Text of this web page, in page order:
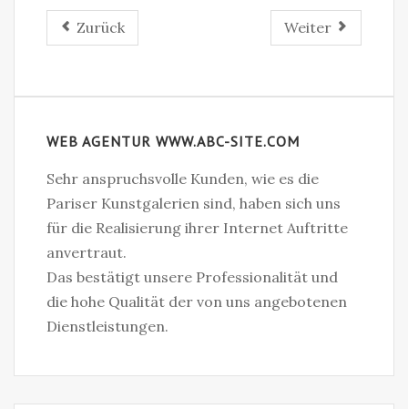
Zurück Weiter
WEB AGENTUR WWW.ABC-SITE.COM
Sehr anspruchsvolle Kunden, wie es die
Pariser Kunstgalerien sind, haben sich uns
für die Realisierung ihrer Internet Auftritte
anvertraut.
Das bestätigt unsere Professionalität und
die hohe Qualität der von uns angebotenen
Dienstleistungen.